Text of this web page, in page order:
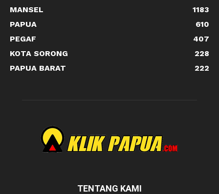
MANSEL
1183
PAPUA
610
PEGAF
407
KOTA SORONG
228
PAPUA BARAT
222
TENTANG KAMI